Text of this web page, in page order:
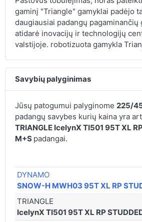
gaminį "Triangle" gamyklai padėjo
daugiausiai padangų pagaminančių
atidarė inovacijų ir technologijų
valstijoje. robotizuota gamykla
Savybių palyginimas
Jūsų patogumui palyginome 225/
padangų savybes kurių kaina yra
TRIANGLE IcelynX TI501 95T XL
M+S padangai.
DYNAMO
SNOW-H MWH03 95T XL RP
TRIANGLE
IcelynX TI501 95T XL RP